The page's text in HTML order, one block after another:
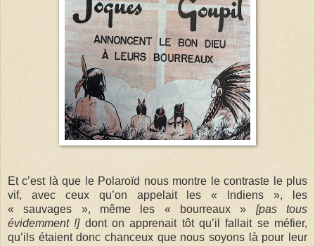
Et c’est là que le Polaroïd nous montre le contraste le plus
vif, avec ceux qu’on appelait les « Indiens », les
« sauvages », même les « bourreaux » [pas tous
évidemment !]dont on apprenait tôt qu’il fallait se méfier,
qu’ils étaient donc chanceux que nous soyons là pour leur